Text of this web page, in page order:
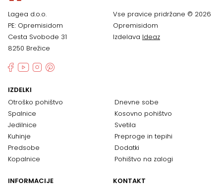
Lagea d.o.o.
PE: Opremisidom
Cesta Svobode 31
8250 Brežice
Vse pravice pridržane © 2026
Opremisidom
Izdelava Ideaz
IZDELKI
Otroško pohištvo
Spalnice
Jedilnice
Kuhinje
Predsobe
Kopalnice
Dnevne sobe
Kosovno pohištvo
Svetila
Preproge in tepihi
Dodatki
Pohištvo na zalogi
INFORMACIJE
KONTAKT